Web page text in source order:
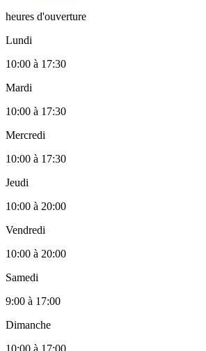
heures d'ouverture
Lundi
10:00 à 17:30
Mardi
10:00 à 17:30
Mercredi
10:00 à 17:30
Jeudi
10:00 à 20:00
Vendredi
10:00 à 20:00
Samedi
9:00 à 17:00
Dimanche